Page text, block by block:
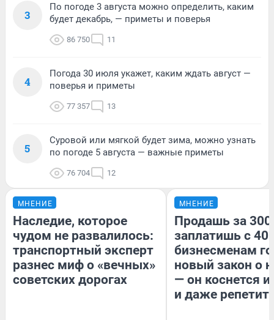
3
По погоде 3 августа можно определить, каким
будет декабрь, — приметы и поверья
86 750 11
4
Погода 30 июля укажет, каким ждать август —
поверья и приметы
77 357 13
5
Суровой или мягкой будет зима, можно узнать
по погоде 5 августа — важные приметы
76 704 12
МНЕНИЕ
Наследие, которое
чудом не развалилось:
транспортный эксперт
разнес миф о «вечных»
советских дорогах
МНЕНИЕ
Продашь за
заплатишь с
бизнесменам
новый закон о
— он коснется
и даже